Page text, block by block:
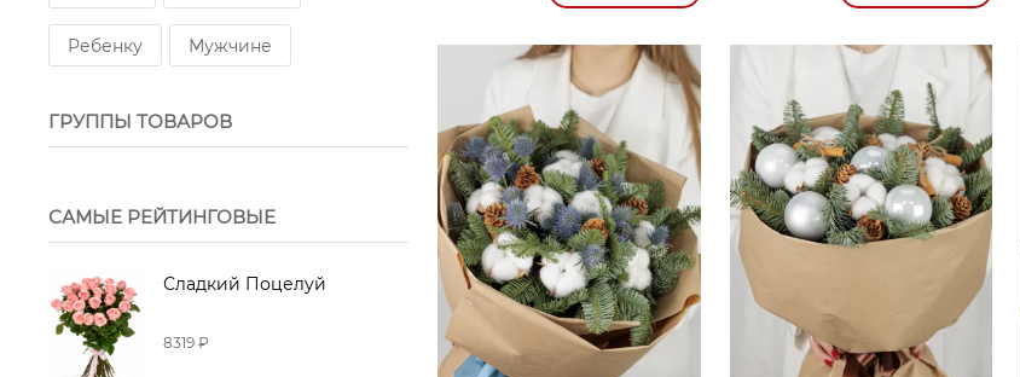
Ребенку Мужчине
ГРУППЫ ТОВАРОВ
САМЫЕ РЕЙТИНГОВЫЕ
Сладкий Поцелуй
8319 ₽